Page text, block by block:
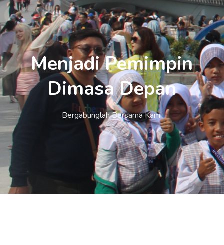
Menjadi Pemimpin
Dimasa Depan
Bergabunglah Bersama Kami